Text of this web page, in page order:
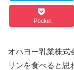
Pocket
オハヨー乳業株式
リンを食べると思